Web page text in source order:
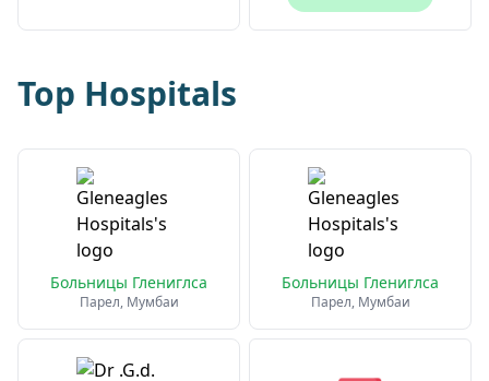
Top Hospitals
Больницы Глениглса
Парел, Мумбаи
Больницы Глениглса
Парел, Мумбаи